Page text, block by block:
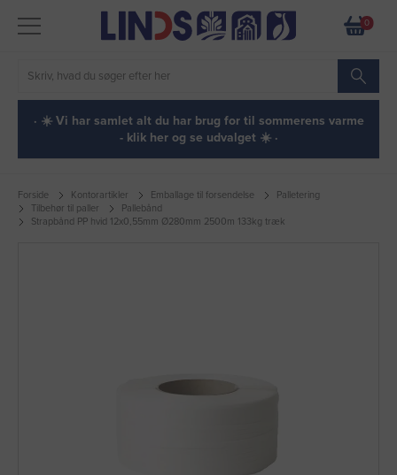
0
· ☀️ Vi har samlet alt du har brug for til sommerens varme
- klik her og se udvalget ☀️ ·
Forside Kontorartikler Emballage til forsendelse
Palletering
Tilbehør til paller
Pallebånd
Strapbånd PP hvid 12x0,55mm Ø280mm 2500m 133kg træk